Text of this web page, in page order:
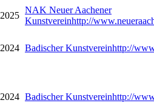
2025
NAK Neuer Aachener
Kunstvereinhttp://
2024 Badischer Kunstvereinhttp://
2024 Badischer Kunstvereinhttp://